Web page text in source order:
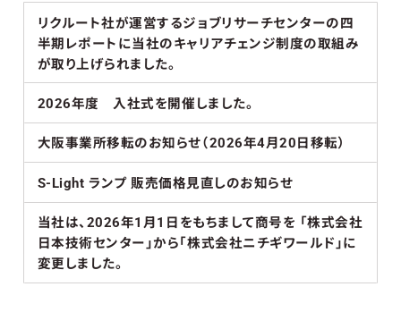
リクルート社が運営するジョブリサーチセンターの四
半期レポートに当社のキャリアチェンジ制度の取組み
が取り上げられました。
2026年度 入社式を開催しました。
大阪事業所移転のお知らせ（2026年4月20日移転）
S-Light ランプ 販売価格見直しのお知らせ
当社は、2026年1月1日をもちまして商号を 「株式会社
日本技術センター」から「株式会社ニチギワールド」に
変更しました。